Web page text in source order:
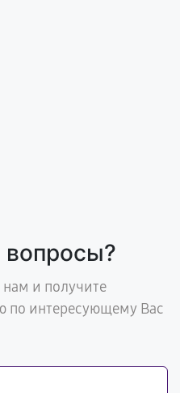
вопросы?
и получите
по интересующему Вас